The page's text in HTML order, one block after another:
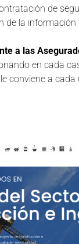
de
de la
a las
en cada
conviene a cada